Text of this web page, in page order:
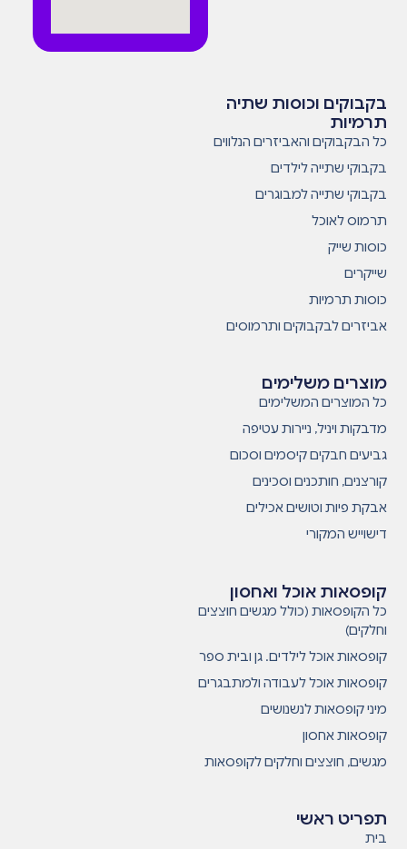
תפריט ראשי
בית
קופסאות אוכל ואחסון
כל הקופסאות (כולל מגשים חוצצים
וחלקים)
קופסאות אוכל לילדים. גן ובית ספר
קופסאות אוכל לעבודה ולמתבגרים
מיני קופסאות לנשנושים
קופסאות אחסון
מגשים, חוצצים וחלקים לקופסאות
מוצרים משלימים
כל המוצרים המשלימים
מדבקות ויניל, ניירות עטיפה
גביעים חבקים קיסמים וסכום
קורצנים, חותכנים וסכינים
אבקת פיות וטושים אכילים
דישוייש המקורי
בקבוקים וכוסות שתיה
תרמיות
כל הבקבוקים והאביזרים הנלווים
בקבוקי שתייה לילדים
בקבוקי שתייה למבוגרים
תרמוס לאוכל
כוסות שייק
שייקרים
כוסות תרמיות
אביזרים לבקבוקים ותרמוסים